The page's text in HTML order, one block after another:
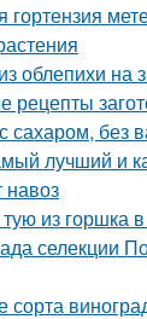
облепихи на
сахаром, без
лучший и
из горшка
селекции